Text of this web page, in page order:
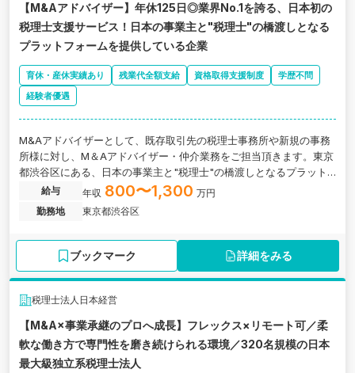
【M&Aアドバイザー】年休125日◎業界No.1を誇る、日本初の
税理士支援サービス！日本の事業主と"税理士"の橋渡しとなる
プラットフォームを提供している企業
育休・産休実績あり 残業代全額支給 資格取得支援制度
学歴不問
経験者優遇
M&Aアドバイザーとして、既存取引先の税理士事務所や新規の事務
所様に対し、M＆Aアドバイザー・仲介業務をご担当頂きます。東京
都渋谷区にある、日本の事業主と"税理士"の橋渡しとなるプラット
フォームを提供している企業の求人です。
給与 年収 800〜1,300 万円
勤務地
東京都渋谷区
ブックマーク 詳細をみる
税理士法人日本経営
【M&A×事業承継のプロへ成長】フレックス×リモート可／柔
軟な働き方で専門性を磨き続けられる環境／320名規模の日本
最大級独立系税理士法人